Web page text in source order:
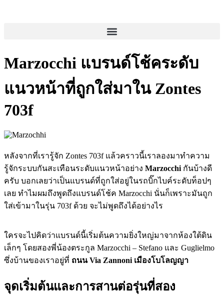
Marzocchi แบรนด์โช้คระดับ
แนวหน้าที่ถูกใส่มาใน Zontes
703f
หลังจากที่เรารู้จัก Zontes 703f แล้วคราวนี้เราลองมาทำความ
รู้จักระบบกันสะเทือนระดับแนวหน้าอย่าง Marzocchi กันบ้างดี
ครับ บอกเลยว่าเป็นแบรนด์ที่ถูกใส่อยู่ในรถบิ๊กไบค์ระดับท็อปๆ
เลย ทำไมผมถึงพูดถึงแบรนด์โช้ค Marzocchi นั่นก็เพราะมันถูก
ใส่เข้ามาในรุ่น 703f ด้วย จะไม่พูดถึงได้อย่างไร
ใครจะไปคิดว่าแบรนด์นี้เริ่มต้นความยิ่งใหญ่มาจากห้องใต้ดิน
เล็กๆ โดยสองพี่น้องตระกูล Marzocchi – Stefano และ Guglielmo
ซึ่งบ้านของเราอยู่ที่ ถนน Via Zannoni เมืองโบโลญญา
จุดเริ่มต้นและการสานต่อรุ่นที่สอง